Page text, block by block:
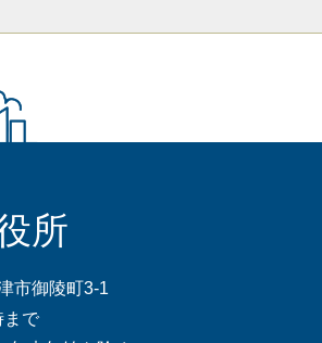
所
市御陵町3-1
まで